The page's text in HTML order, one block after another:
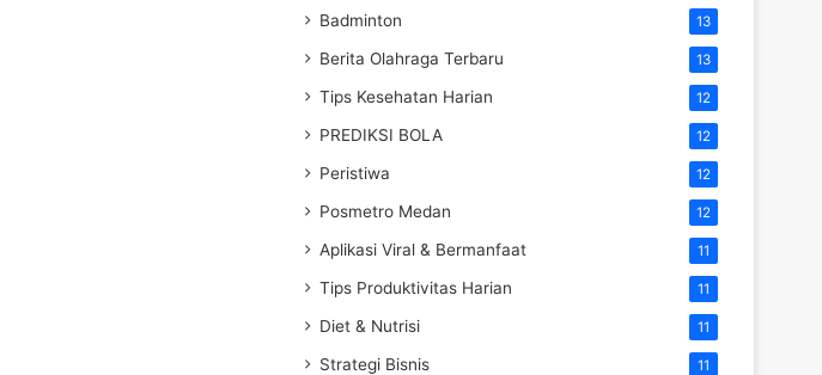
Badminton 13
Berita Olahraga Terbaru 13
Tips Kesehatan Harian 12
PREDIKSI BOLA 12
Peristiwa 12
Posmetro Medan 12
Aplikasi Viral & Bermanfaat 11
Tips Produktivitas Harian 11
Diet & Nutrisi 11
Strategi Bisnis 11